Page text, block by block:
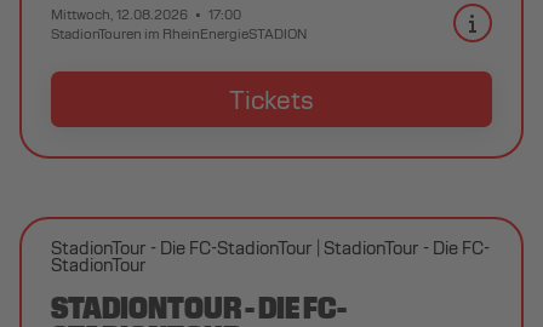
Mittwoch, 12.08.2026
17:00
StadionTouren im RheinEnergieSTADION
Tickets
StadionTour - Die FC-StadionTour StadionTour - Die FC-
StadionTour
STADIONTOUR - DIE FC-